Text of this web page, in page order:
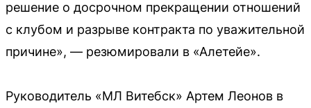
решение о досрочном прекращении отношений
с клубом и разрыве контракта по уважительной
причине», — резюмировали в «Алетейе».
Руководитель «МЛ Витебск» Артем Леонов в